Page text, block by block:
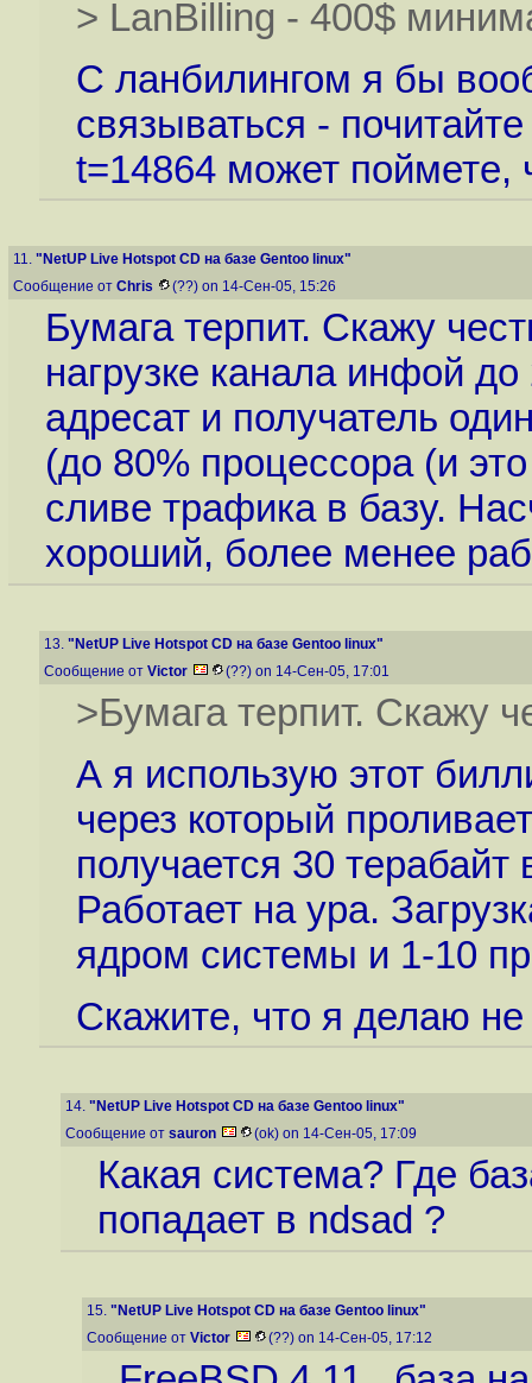
> LanBilling - 400$
С ланбилингом я бы
связываться -
t=14864может поймете,
11. "NetUP Live Hotspot CD на базе Gentoo linux"
Сообщение от Chris (??) on 14-Сен-05, 15:26
Бумага терпит. Скажу
нагрузке канала инфой
адресат и получатель
(до 80% процессора (и
сливе трафика в базу.
хороший, более менее
13. "NetUP Live Hotspot CD на базе Gentoo linux"
Сообщение от Victor (??) on 14-Сен-05, 17:01
>Бумага терпит. Скажу
А я использую этот
через который
получается 30 терабайт
Работает на ура.
ядром системы и 1-10
Скажите, что я делаю не
14. "NetUP Live Hotspot CD на базе Gentoo linux"
Сообщение от sauron (ok) on 14-Сен-05, 17:09
Какая система? Где
попадает в ndsad ?
15. "NetUP Live Hotspot CD на базе Gentoo linux"
Сообщение от Victor (??) on 14-Сен-05, 17:12